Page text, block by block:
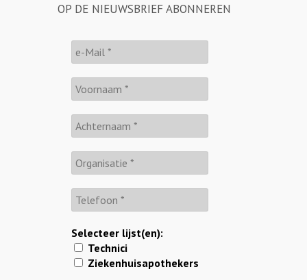
OP DE NIEUWSBRIEF ABONNEREN
Selecteer lijst(en):
Technici
Ziekenhuisapothekers